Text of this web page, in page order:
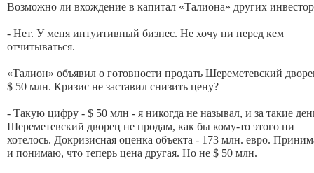
Возможно ли вхождение в капитал «Талиона» других
- Нет. У меня интуитивный бизнес. Не хочу ни перед кем
отчитываться.
«Талион» объявил о готовности продать Шереметевский
$ 50 млн. Кризис не заставил снизить цену?
- Такую цифру - $ 50 млн - я никогда не называл, и за такие
Шереметевский дворец не продам, как бы кому-то этого ни
хотелось. Докризисная оценка объекта - 173 млн. евро.
и понимаю, что теперь цена другая. Но не $ 50 млн.